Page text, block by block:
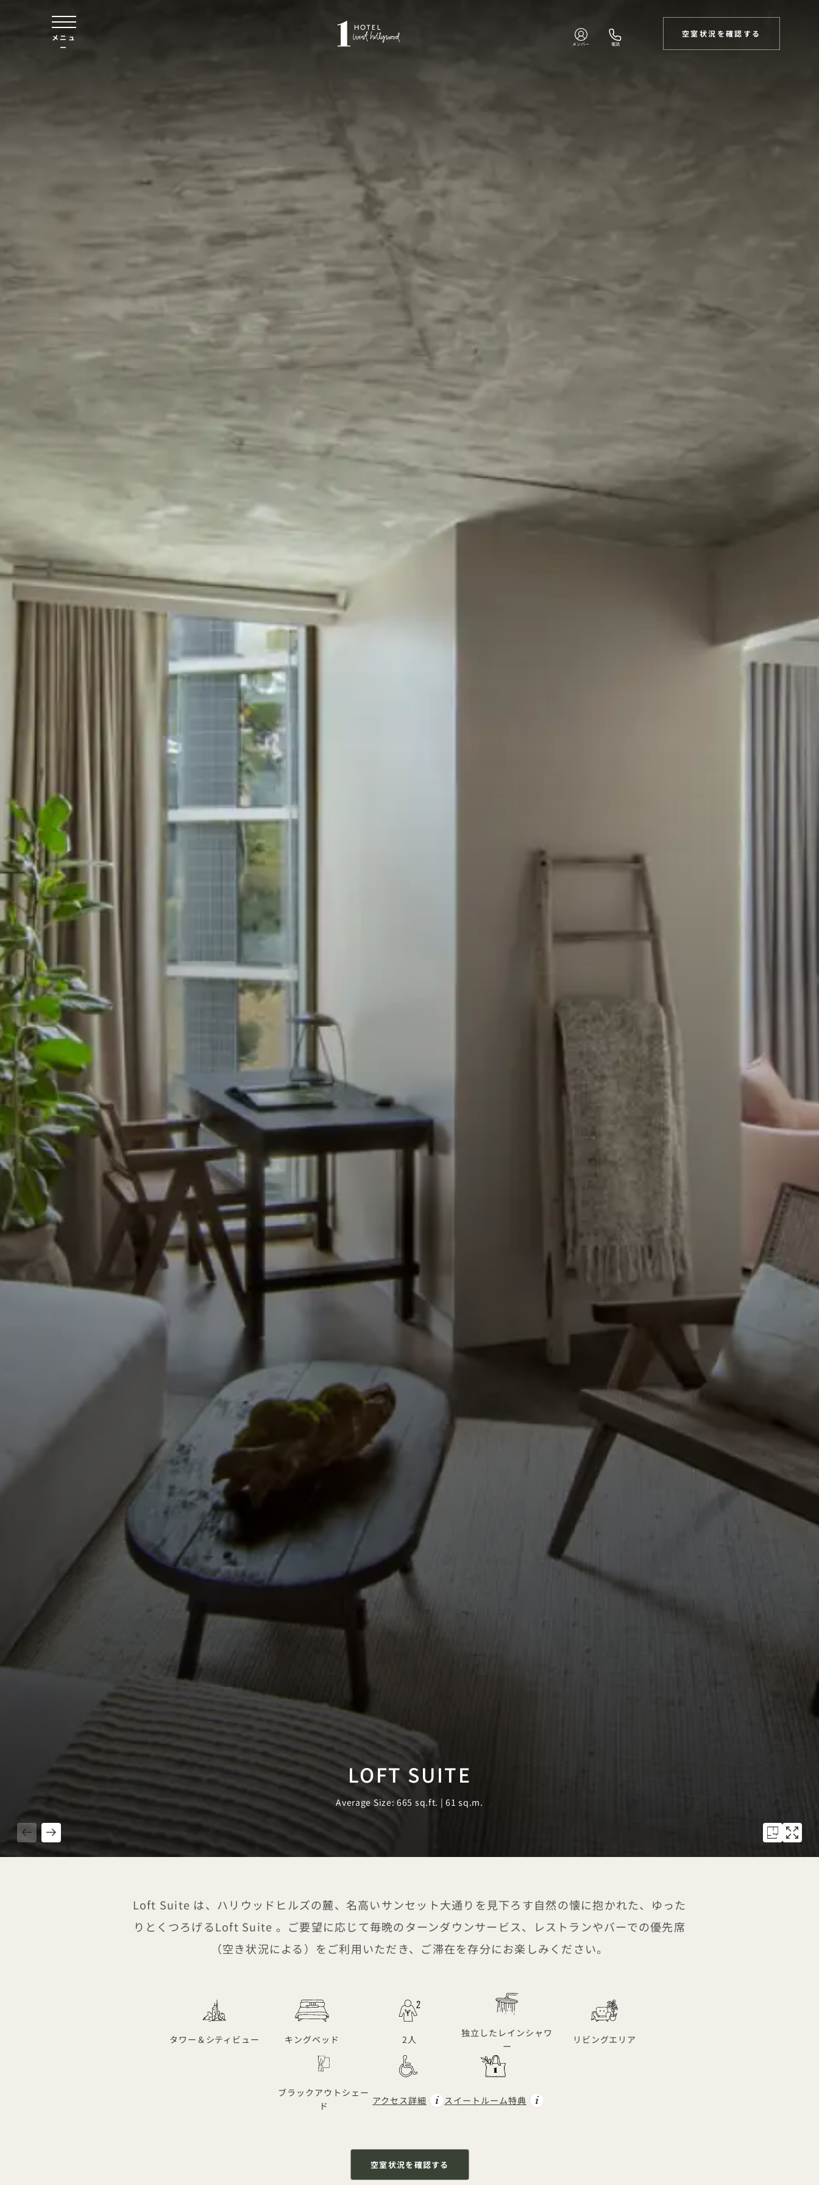
メニュ
ー
メンバー 電話
空室状況を確認する
LOFT SUITE
Average Size: 665 sq.ft. | 61 sq.m.
Loft Suite は、ハリウッドヒルズの麓、名高いサンセット大通りを見下ろす自然の懐に抱かれた、ゆった
りとくつろげるLoft Suite 。ご要望に応じて毎晩のターンダウンサービス、レストランやバーでの優先席
（空き状況による）をご利用いただき、ご滞在を存分にお楽しみください。
タワー＆シティビュー キングベッド 2人
独立したレインシャワ
ー
リビングエリア
ブラックアウトシェー
ド
アクセス詳細 スイートルーム特典
空室状況を確認する